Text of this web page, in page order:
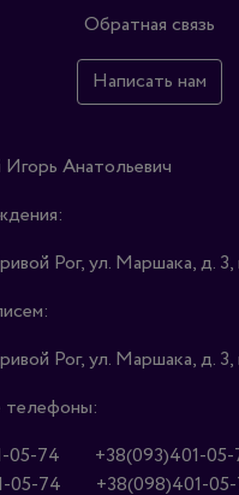
Обратная связь
Написать нам
Анатольевич
Рог, ул. Маршака, д. 3,
Рог, ул. Маршака, д. 3,
телефоны:
05-74
+38(093)401-
05-74
+38(098)401-